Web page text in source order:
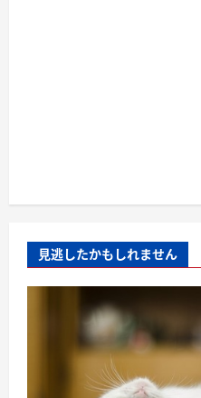
見逃したかもしれません